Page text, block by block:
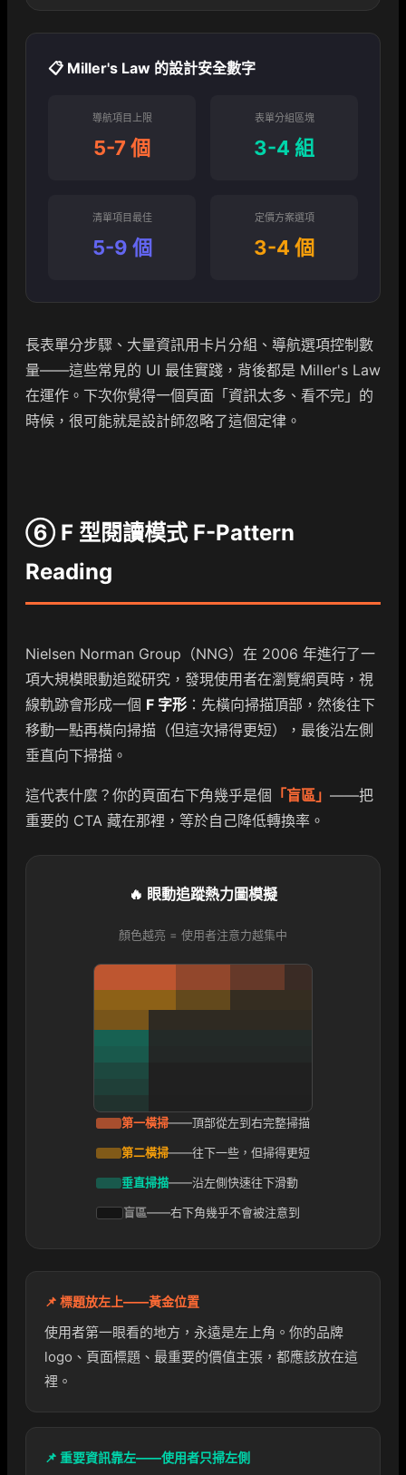
📋 Miller's Law 的設計安全數字
導航項目上限
5-7 個
表單分組區塊
3-4 組
清單項目最佳
5-9 個
定價方案選項
3-4 個
長表單分步驟、大量資訊用卡片分組、導航選項控制數
量——這些常見的 UI 最佳實踐，背後都是 Miller's Law
在運作。下次你覺得一個頁面「資訊太多、看不完」的
時候，很可能就是設計師忽略了這個定律。
⑥ F 型閱讀模式 F-Pattern
Reading
Nielsen Norman Group（NNG）在 2006 年進行了一
項大規模眼動追蹤研究，發現使用者在瀏覽網頁時，視
線軌跡會形成一個 F 字形 ：先橫向掃描頂部，然後往下
移動一點再橫向掃描（但這次掃得更短），最後沿左側
垂直向下掃描。
這代表什麼？你的頁面右下角幾乎是個 「盲區」 ——把
重要的 CTA 藏在那裡，等於自己降低轉換率。
🔥 眼動追蹤熱力圖模擬
顏色越亮 = 使用者注意力越集中
第一橫掃——頂部從左到右完整掃描
第二橫掃——往下一些，但掃得更短
垂直掃描——沿左側快速往下滑動
盲區——右下角幾乎不會被注意到
📌 標題放左上——黃金位置
使用者第一眼看的地方，永遠是左上角。你的品牌
logo、頁面標題、最重要的價值主張，都應該放在這
裡。
📌 重要資訊靠左——使用者只掃左側